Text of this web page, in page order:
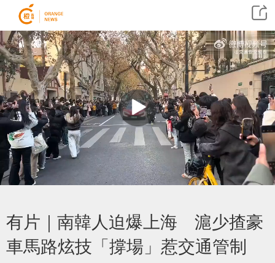
有片｜南韓人迫爆上海 滬少揸豪
車馬路炫技「撐場」惹交通管制